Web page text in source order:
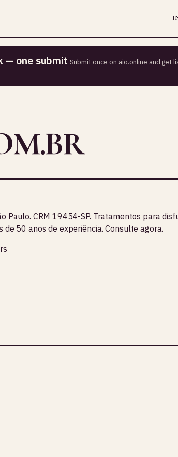
— one submit Submit once on aio.online and get
Paulo. CRM 19454-SP. Tratamentos para
50 anos de experiência. Consulte agora.